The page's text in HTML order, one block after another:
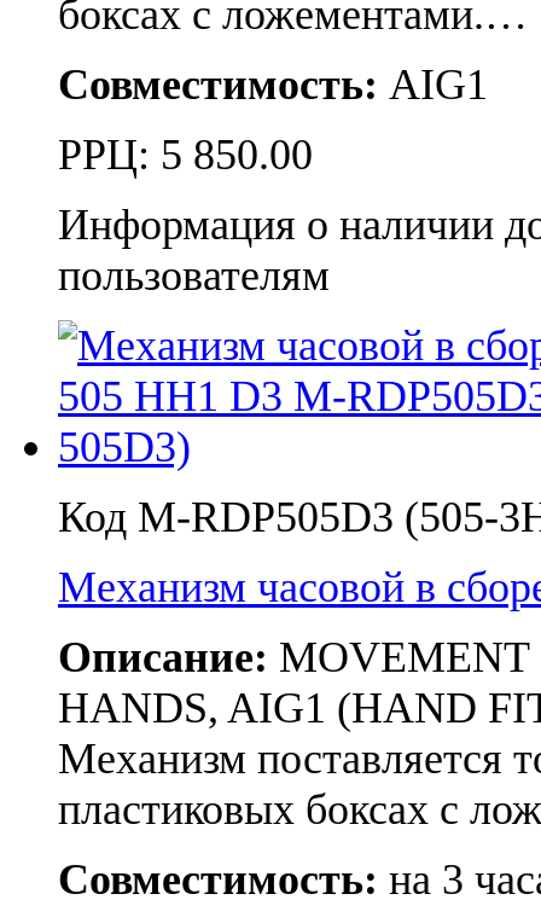
боксах с ложементами.…
Совместимость: AIG1
РРЦ: 5 850.00
Информация о наличии
пользователям
Код M-RDP505D3 (505-
Механизм часовой в
Описание: MOVEMENT
HANDS, AIG1 (HAND
Механизм поставляется
пластиковых боксах с
Совместимость: на 3